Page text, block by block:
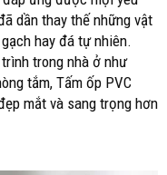
dần thay thế những vật
hay đá tự nhiên.
trong nhà ở như
tắm, Tấm ốp PVC
mắt và sang trọng hơn